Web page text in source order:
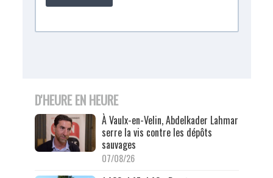
D'HEURE EN HEURE
À Vaulx-en-Velin, Abdelkader Lahmar
serre la vis contre les dépôts
sauvages
07/08/26